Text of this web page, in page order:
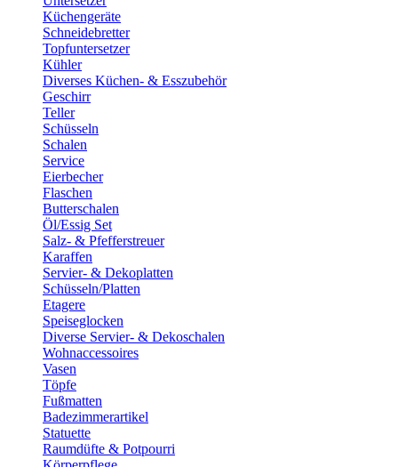
Küchengeräte
Schneidebretter
Topfuntersetzer
Kühler
Diverses Küchen- & Esszubehör
Geschirr
Teller
Schüsseln
Schalen
Service
Eierbecher
Flaschen
Butterschalen
Öl/Essig Set
Salz- & Pfefferstreuer
Karaffen
Servier- & Dekoplatten
Schüsseln/Platten
Etagere
Speiseglocken
Diverse Servier- & Dekoschalen
Wohnaccessoires
Vasen
Töpfe
Fußmatten
Badezimmerartikel
Statuette
Raumdüfte & Potpourri